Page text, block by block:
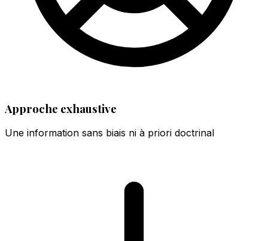
Approche exhaustive
Une information sans biais ni à priori doctrinal